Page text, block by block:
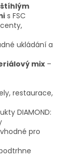
štíhlým
s FSC
ukládání a
mix –
restaurace,
DIAMOND:
pro